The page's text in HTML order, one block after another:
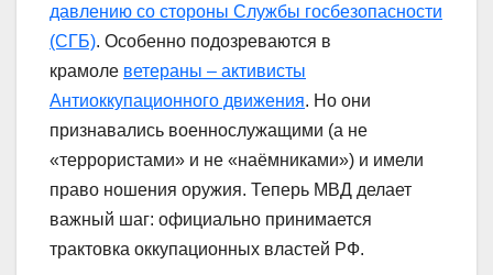
давлению со стороны Службы госбезопасности
(СГБ). Особенно подозреваются в
крамоле ветераны – активисты
Антиоккупационного движения. Но они
признавались военнослужащими (а не
«террористами» и не «наёмниками») и имели
право ношения оружия. Теперь МВД делает
важный шаг: официально принимается
трактовка оккупационных властей РФ.